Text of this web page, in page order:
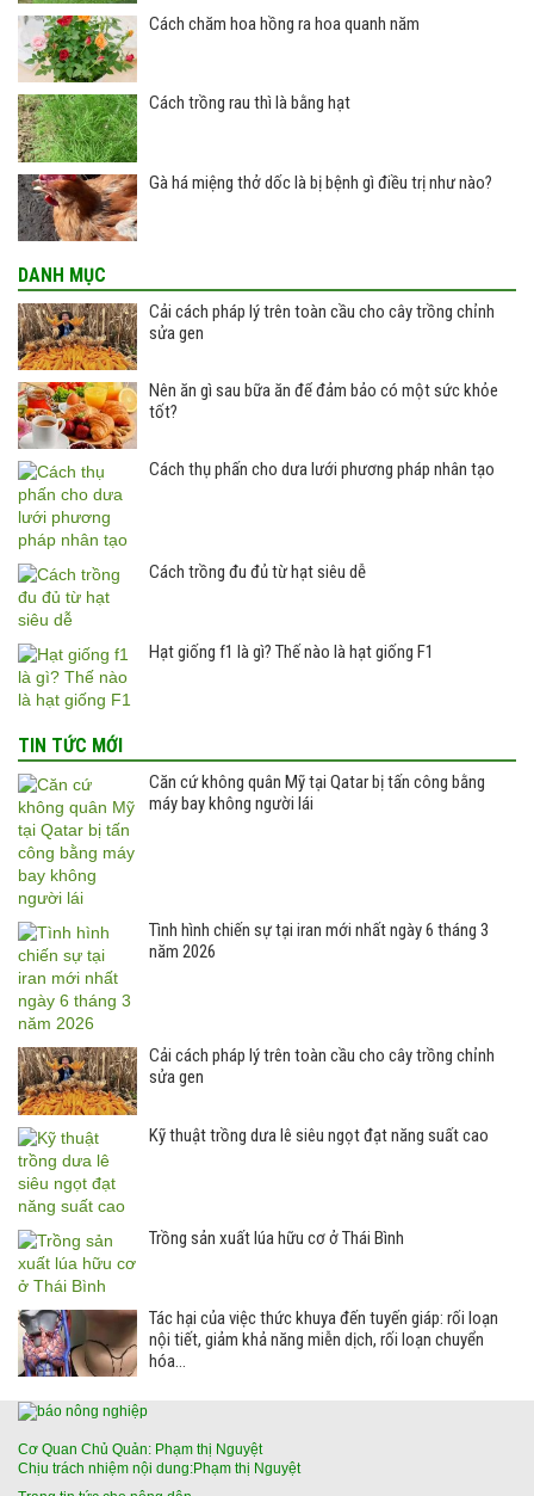
Cách chăm hoa hồng ra hoa quanh năm
Cách trồng rau thì là bằng hạt
Gà há miệng thở dốc là bị bệnh gì điều trị như nào?
DANH MỤC
Cải cách pháp lý trên toàn cầu cho cây trồng chỉnh
sửa gen
Nên ăn gì sau bữa ăn để đảm bảo có một sức khỏe
tốt?
Cách thụ phấn cho dưa lưới phương pháp nhân tạo
Cách trồng đu đủ từ hạt siêu dễ
Hạt giống f1 là gì? Thế nào là hạt giống F1
TIN TỨC MỚI
Căn cứ không quân Mỹ tại Qatar bị tấn công bằng
máy bay không người lái
Tình hình chiến sự tại iran mới nhất ngày 6 tháng 3
năm 2026
Cải cách pháp lý trên toàn cầu cho cây trồng chỉnh
sửa gen
Kỹ thuật trồng dưa lê siêu ngọt đạt năng suất cao
Trồng sản xuất lúa hữu cơ ở Thái Bình
Tác hại của việc thức khuya đến tuyến giáp: rối loạn
nội tiết, giảm khả năng miễn dịch, rối loạn chuyển
hóa…
Cơ Quan Chủ Quản: Phạm thị Nguyệt
Chịu trách nhiệm nội dung:Phạm thị Nguyệt